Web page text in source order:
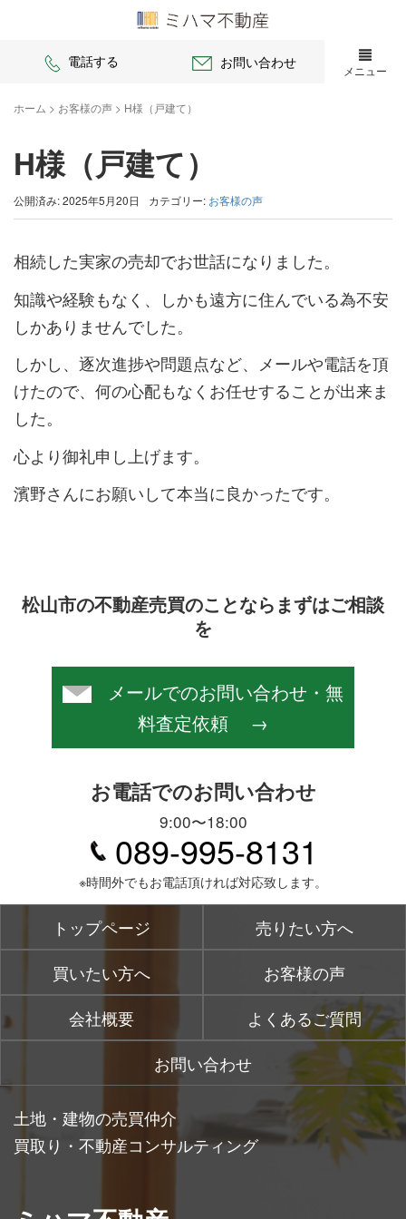
電話する お問い合わせ メニュー
ホーム > お客様の声 > H様（戸建て）
H様（戸建て）
公開済み: 2025年5月20日 カテゴリー: お客様の声
相続した実家の売却でお世話になりました。
知識や経験もなく、しかも遠方に住んでいる為不安
しかありませんでした。
しかし、逐次進捗や問題点など、メールや電話を頂
けたので、何の心配もなくお任せすることが出来ま
した。
心より御礼申し上げます。
濱野さんにお願いして本当に良かったです。
松山市の不動産売買のことならまずはご相談
を
メールでのお問い合わせ・無
料査定依頼 →
お電話でのお問い合わせ
9:00〜18:00
089-995-8131
※時間外でもお電話頂ければ対応致します。
トップページ
売りたい方へ
買いたい方へ
お客様の声
会社概要
よくあるご質問
お問い合わせ
土地・建物の売買仲介
買取り・不動産コンサルティング